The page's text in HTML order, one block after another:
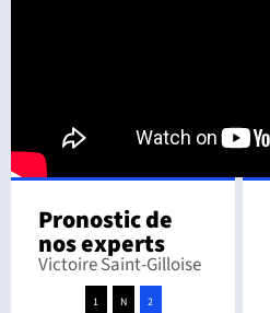
Pronostic de
nos experts
Victoire Saint-Gilloise
1 N 2